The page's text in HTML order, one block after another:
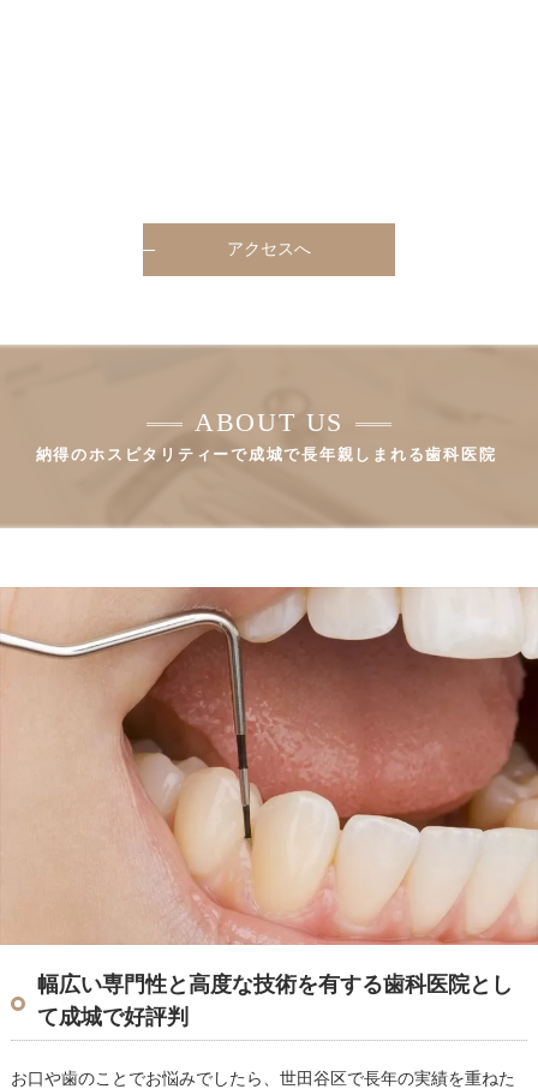
アクセスへ
納得のホスピタリティーで成城で長年親しまれる歯科医院
ABOUT US
幅広い専門性と高度な技術を有する歯科医院とし
て成城で好評判
お口や歯のことでお悩みでしたら、世田谷区で長年の実績を重ねた